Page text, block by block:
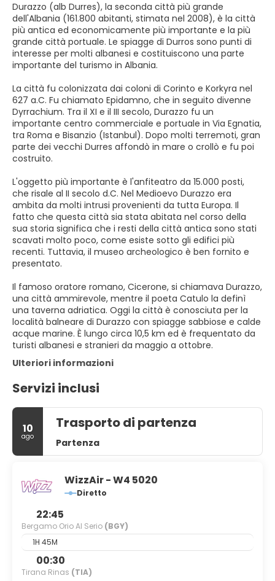
Durazzo (alb Durres), la seconda città più grande
dell'Albania (161.800 abitanti, stimata nel 2008), è la città
più antica ed economicamente più importante e la più
grande città portuale. Le spiagge di Durros sono punti di
interesse per molti albanesi e costituiscono una parte
importante del turismo in Albania.
La città fu colonizzata dai coloni di Corinto e Korkyra nel
627 a.C. Fu chiamato Epidamno, che in seguito divenne
Dyrrachium. Tra il XI e il III secolo, Durazzo fu un
importante centro commerciale e portuale in Via Egnatia,
tra Roma e Bisanzio (Istanbul). Dopo molti terremoti, gran
parte dei vecchi Durres affondò in mare o crollò e fu poi
costruito.
L'oggetto più importante è l'anfiteatro da 15.000 posti,
che risale al II secolo d.C. Nel Medioevo Durazzo era
ambita da molti intrusi provenienti da tutta Europa. Il
fatto che questa città sia stata abitata nel corso della
sua storia significa che i resti della città antica sono stati
scavati molto poco, come esiste sotto gli edifici più
recenti. Tuttavia, il museo archeologico è ben fornito e
presentato.
Il famoso oratore romano, Cicerone, si chiamava Durazzo,
una città ammirevole, mentre il poeta Catulo la definì
una taverna adriatica. Oggi la città è conosciuta per la
località balneare di Durazzo con spiagge sabbiose e calde
acque marine. È lungo circa 10,5 km ed è frequentato da
turisti albanesi e stranieri da maggio a ottobre.
Ulteriori informazioni
Servizi inclusi
10
ago
Trasporto di partenza
Partenza
WizzAir - W4 5020
Diretto
22:45
Bergamo Orio Al Serio (BGY)
1H 45M
00:30
Tirana Rinas (TIA)